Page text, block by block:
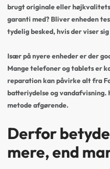
brugt originale eller
garanti med? Bliver enheden
tydelig besked, hvis der viser
Især på nyere enheder er der
Mange telefoner og tablets er
reparation kan påvirke alt fra
batteriydelse og
metode afgørende.
Derfor
mere, end